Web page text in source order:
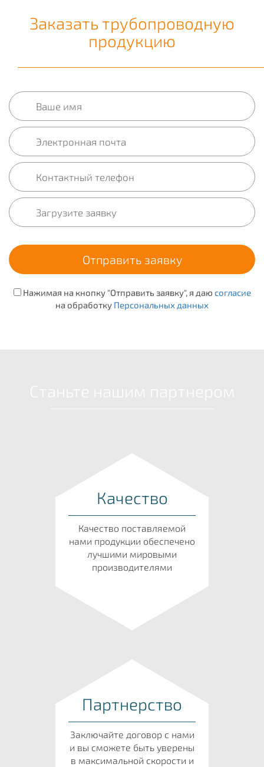
Заказать трубопроводную
продукцию
Нажимая на кнопку "Отправить заявку", я даю согласие
на обработку Персональных данных
Качество
Качество поставляемой
нами продукции обеспечено
лучшими мировыми
производителями
Партнерство
Заключайте договор с нами
и вы сможете быть уверены
в максимальной скорости и